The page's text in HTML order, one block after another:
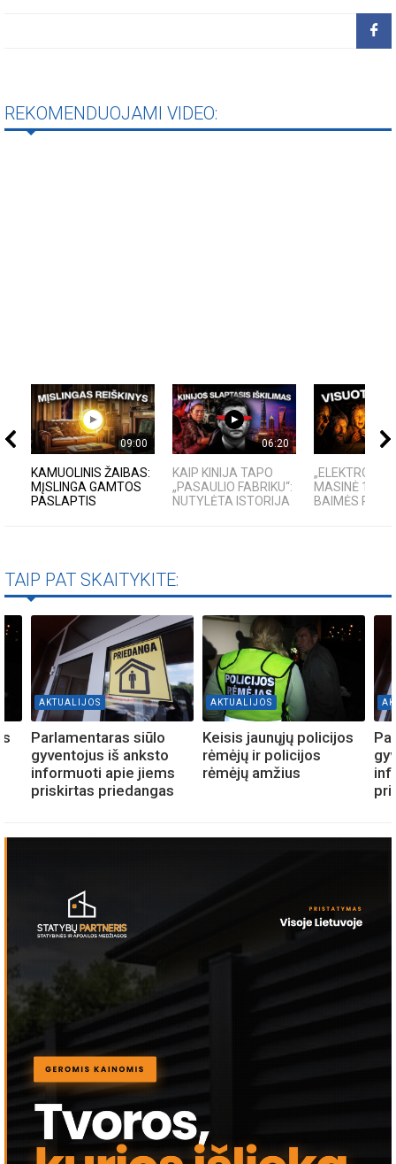
REKOMENDUOJAMI VIDEO:
09:00
KAMUOLINIS ŽAIBAS:
MĮSLINGA GAMTOS
PASLAPTIS
06:20
KAIP KINIJA TAPO
„PASAULIO FABRIKU“:
NUTYLĖTA ISTORIJA
„ELEKTROS
MASINĖ
BAIMĖS
TAIP PAT SKAITYKITE:
AKTUALIJOS
Parlamentaras siūlo
gyventojus iš anksto
informuoti apie jiems
priskirtas priedangas
AKTUALIJOS
Keisis jaunųjų policijos
rėmėjų ir policijos
rėmėjų amžius